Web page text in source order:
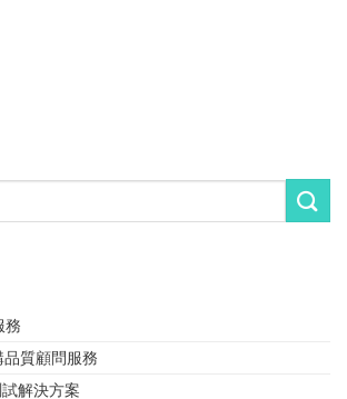
務
質顧問服務
解決方案